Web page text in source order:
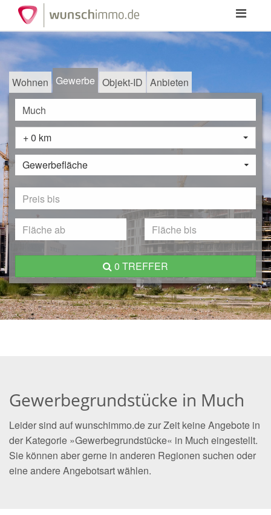
Toggle
Wohnen Gewerbe Objekt-ID Anbieten
+ 0 km
Gewerbefläche
0 TREFFER
Gewerbegrundstücke in Much
Leider sind auf wunschimmo.de zur Zeit keine Angebote in
der Kategorie »Gewerbegrundstücke« in Much eingestellt.
Sie können aber gerne in anderen Regionen suchen oder
eine andere Angebotsart wählen.